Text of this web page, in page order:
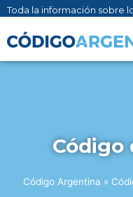
Toda la información sobre
Código
Código Argentina »